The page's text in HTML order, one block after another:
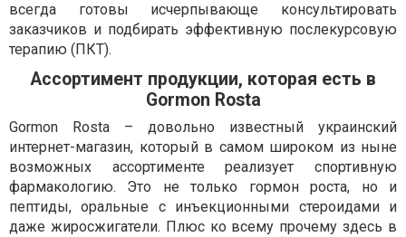
всегда готовы исчерпывающе консультировать
заказчиков и подбирать эффективную послекурсовую
терапию (ПКТ).
Ассортимент продукции, которая есть в
Gormon Rosta
Gormon Rosta – довольно известный украинский
интернет-магазин, который в самом широком из ныне
возможных ассортименте реализует спортивную
фармакологию. Это не только гормон роста, но и
пептиды, оральные с инъекционными стероидами и
даже жиросжигатели. Плюс ко всему прочему здесь в